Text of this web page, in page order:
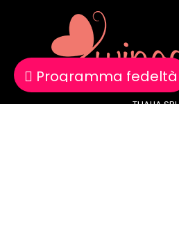
Programma fedeltà
THALIA SRL